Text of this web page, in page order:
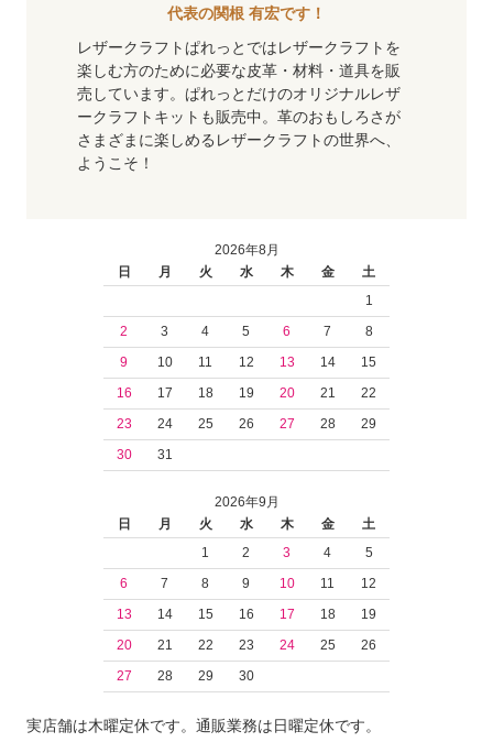
代表の関根 有宏です！
レザークラフトぱれっとではレザークラフトを
楽しむ方のために必要な皮革・材料・道具を販
売しています。ぱれっとだけのオリジナルレザ
ークラフトキットも販売中。革のおもしろさが
さまざまに楽しめるレザークラフトの世界へ、
ようこそ！
2026年8月
日
月 火 水 木 金
土
1
2
3 4 5 6 7
8
9
10 11 12 13 14
15
16
17 18 19 20 21
22
23
24 25 26 27 28
29
30
31
2026年9月
日
月 火 水 木 金
土
1
2 3 4
5
6
7 8 9 10 11
12
13
14 15 16 17 18
19
20
21 22 23 24 25
26
27
28 29 30
実店舗は木曜定休です。通販業務は日曜定休です。